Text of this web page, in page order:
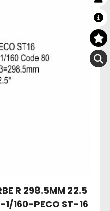
R 298.5MM 22.5
1/160-PECO ST-16